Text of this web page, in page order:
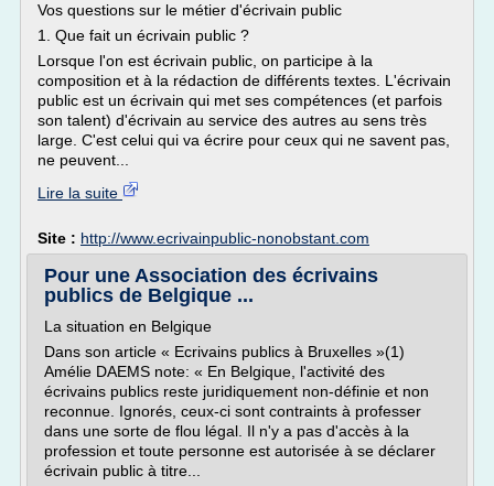
Vos questions sur le métier d'écrivain public
1. Que fait un écrivain public ?
Lorsque l'on est écrivain public, on participe à la
composition et à la rédaction de différents textes. L'écrivain
public est un écrivain qui met ses compétences (et parfois
son talent) d'écrivain au service des autres au sens très
large. C'est celui qui va écrire pour ceux qui ne savent pas,
ne peuvent...
Lire la suite
Site : http://www.ecrivainpublic-nonobstant.com
Pour une Association des écrivains
publics de Belgique ...
La situation en Belgique
Dans son article « Ecrivains publics à Bruxelles »(1)
Amélie DAEMS note: « En Belgique, l'activité des
écrivains publics reste juridiquement non-définie et non
reconnue. Ignorés, ceux-ci sont contraints à professer
dans une sorte de flou légal. Il n'y a pas d'accès à la
profession et toute personne est autorisée à se déclarer
écrivain public à titre...